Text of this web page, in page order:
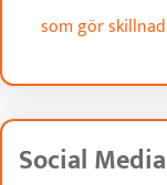
som gör skillnad
Social Media